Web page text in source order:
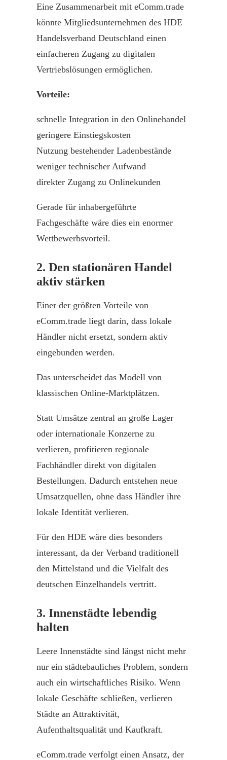
Eine Zusammenarbeit mit eComm.trade
könnte Mitgliedsunternehmen des HDE
Handelsverband Deutschland einen
einfacheren Zugang zu digitalen
Vertriebslösungen ermöglichen.
Vorteile:
schnelle Integration in den Onlinehandel
geringere Einstiegskosten
Nutzung bestehender Ladenbestände
weniger technischer Aufwand
direkter Zugang zu Onlinekunden
Gerade für inhabergeführte
Fachgeschäfte wäre dies ein enormer
Wettbewerbsvorteil.
2. Den stationären Handel
aktiv stärken
Einer der größten Vorteile von
eComm.trade liegt darin, dass lokale
Händler nicht ersetzt, sondern aktiv
eingebunden werden.
Das unterscheidet das Modell von
klassischen Online-Marktplätzen.
Statt Umsätze zentral an große Lager
oder internationale Konzerne zu
verlieren, profitieren regionale
Fachhändler direkt von digitalen
Bestellungen. Dadurch entstehen neue
Umsatzquellen, ohne dass Händler ihre
lokale Identität verlieren.
Für den HDE wäre dies besonders
interessant, da der Verband traditionell
den Mittelstand und die Vielfalt des
deutschen Einzelhandels vertritt.
3. Innenstädte lebendig
halten
Leere Innenstädte sind längst nicht mehr
nur ein städtebauliches Problem, sondern
auch ein wirtschaftliches Risiko. Wenn
lokale Geschäfte schließen, verlieren
Städte an Attraktivität,
Aufenthaltsqualität und Kaufkraft.
eComm.trade verfolgt einen Ansatz, der